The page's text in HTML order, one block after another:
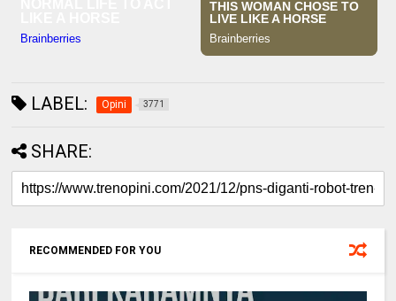
LABEL: Opini 3771
SHARE:
RECOMMENDED FOR YOU